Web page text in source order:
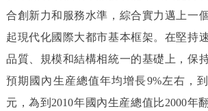
合創新力和服務水準，綜合實力邁上一
起現代化國際大都市基本框架。在堅持
品質、規模和結構相統一的基礎上，保
預期國內生産總值年均增長9%左右，
元，為到2010年國內生産總值比2000年